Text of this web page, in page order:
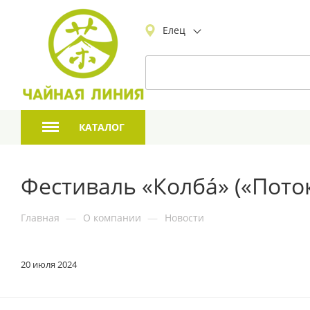
Елец
КАТАЛОГ
Фестиваль «Колбá»
Главная — О компании — Новости
20 июля 2024